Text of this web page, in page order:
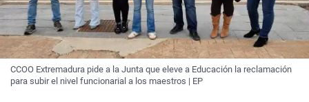
CCOO Extremadura pide a la Junta que eleve a Educación la reclamación
para subir el nivel funcionarial a los maestros | EP